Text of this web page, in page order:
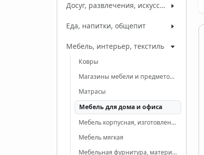
Досуг, развлечения, искусство
Еда, напитки, общепит
Мебель, интерьер, текстиль
Ковры
Магазины мебели и предметов интерьера
Матрасы
Мебель для дома и офиса
Мебель корпусная, изготовление мебели
Мебель мягкая
Мебельная фурнитура, материалы, комплектующие